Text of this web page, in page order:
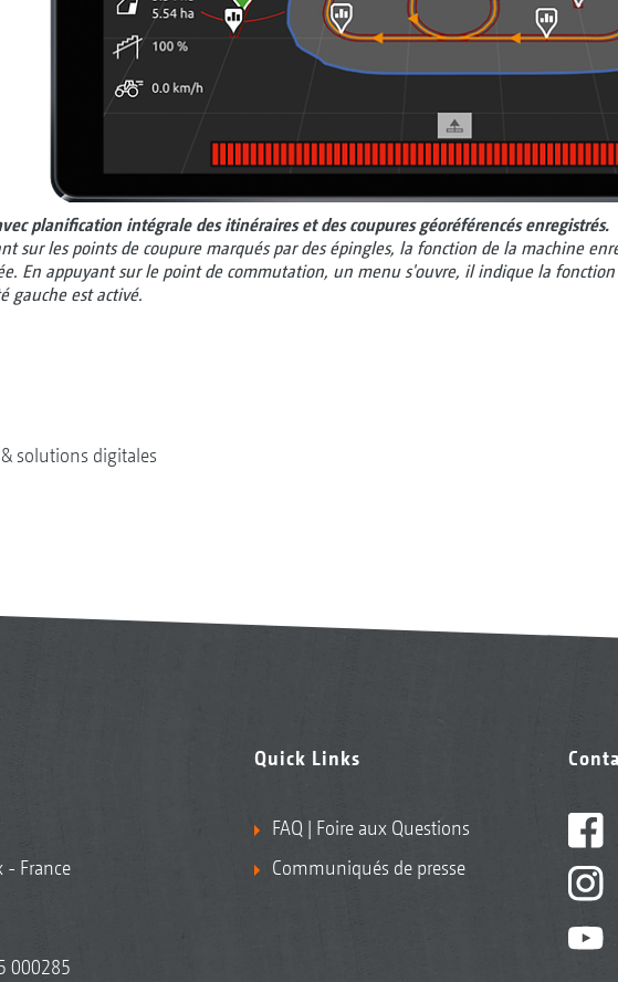
planification intégrale des itinéraires et des coupures géoréférencés enregistrés.
sur les points de coupure marqués par des épingles, la fonction de la machine
En appuyant sur le point de commutation, un menu s'ouvre, il indique la fonction
gauche est activé.
solutions digitales
- France
000285
Quick Links
FAQ | Foire aux Questions
Communiqués de presse